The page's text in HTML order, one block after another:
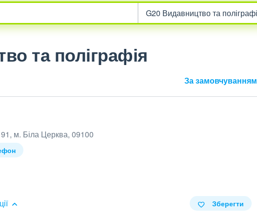
та поліграфія
За замовчуванням
м. Біла Церква, 09100
Зберегти